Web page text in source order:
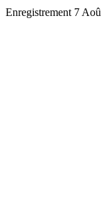
Enregistrement 7 Aoû